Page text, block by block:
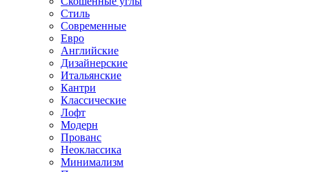
Стиль
Современные
Евро
Английские
Дизайнерские
Итальянские
Кантри
Классические
Лофт
Модерн
Прованс
Неоклассика
Минимализм